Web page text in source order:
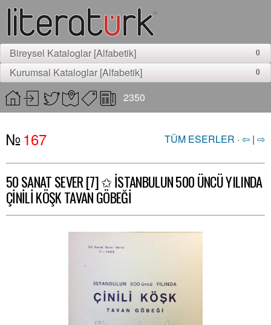
Bireysel Kataloglar [Alfabetik] 0
Kurumsal Kataloglar [Alfabetik] 0
2350
№167 TÜM ESERLER · ⇦ | ⇨
50 SANAT SEVER [7] ✩ İSTANBULUN 500 ÜNCÜ YILINDA
ÇİNİLİ KÖŞK TAVAN GÖBEĞİ